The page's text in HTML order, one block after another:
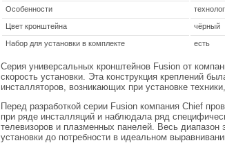
Особенности
Цвет кронштейна чёрный
Набор для установки в комплекте есть
Серия универсальных кронштейнов Fusion от
скорость установки. Эта конструкция креплений
инсталляторов, возникающих при установке
Перед разработкой серии Fusion компания Chief
при ряде инсталляций и наблюдала ряд
телевизоров и плазменных панелей. Весь
установки до потребности в идеальном